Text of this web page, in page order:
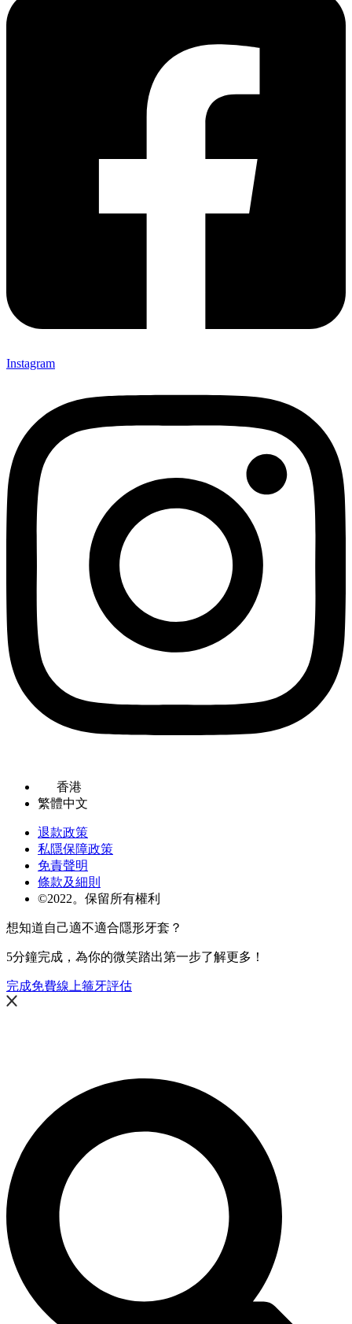
Instagram
香港
繁體中文
退款政策
私隱保障政策
免責聲明
條款及細則
©2022。保留所有權利
想知道自己適不適合隱形牙套？
5分鐘完成，為你的微笑踏出第一步了解更多！
完成免費線上箍牙評估